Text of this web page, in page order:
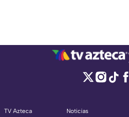
TV Azteca
Noticias